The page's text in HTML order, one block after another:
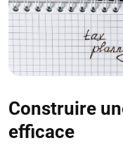
Construire
efficace